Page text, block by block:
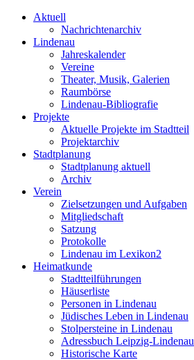
Aktuell
Nachrichtenarchiv
Lindenau
Jahreskalender
Vereine
Theater, Musik, Galerien
Raumbörse
Lindenau-Bibliografie
Projekte
Aktuelle Projekte im Stadtteil
Projektarchiv
Stadtplanung
Stadtplanung aktuell
Archiv
Verein
Zielsetzungen und Aufgaben
Mitgliedschaft
Satzung
Protokolle
Lindenau im Lexikon2
Heimatkunde
Stadtteilführungen
Häuserliste
Personen in Lindenau
Jüdisches Leben in Lindenau
Stolpersteine in Lindenau
Adressbuch Leipzig-Lindenau
Historische Karte